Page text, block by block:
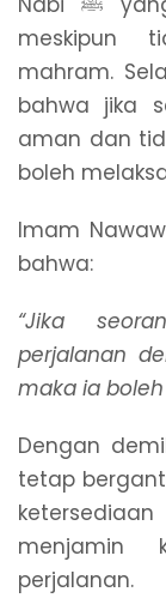
meskipun
mahram.
bahwa jika
aman dan
boleh
Imam
bahwa:
“Jika
perjalanan
maka ia
Dengan
tetap
menjamin
perjalanan.